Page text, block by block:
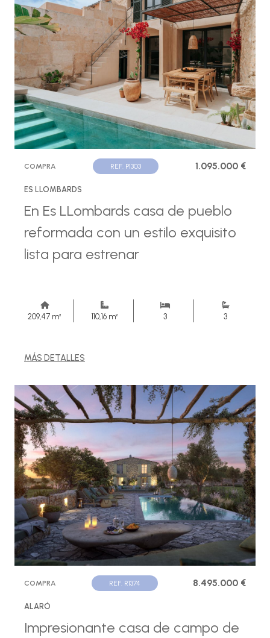
COMPRA REF. P1303 1.095.000 €
ES LLOMBARDS
En Es LLombards casa de pueblo
reformada con un estilo exquisito
lista para estrenar
209,47 m² 110,16 m² 3 3
MÁS DETALLES
COMPRA REF. R1374 8.495.000 €
ALARÓ
Impresionante casa de campo de